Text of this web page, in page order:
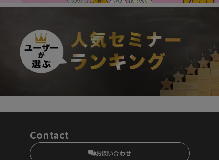
Contact
お問い合わせ